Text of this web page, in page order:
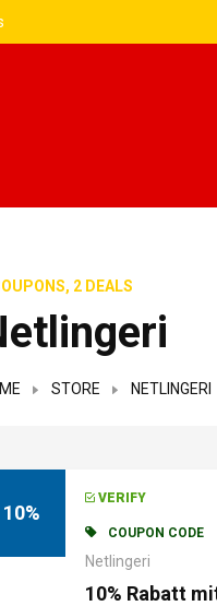
2 DEALS
STORE NETLINGERI
10%
VERIFY
COUPON CODE
Netlingeri
10% Rabatt